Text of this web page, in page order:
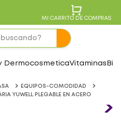
MI CARRITO DE COMPRAS
DermocosmeticaVitaminas
EQUIPOS-COMODIDAD
YUWELL PLEGABLE EN ACERO